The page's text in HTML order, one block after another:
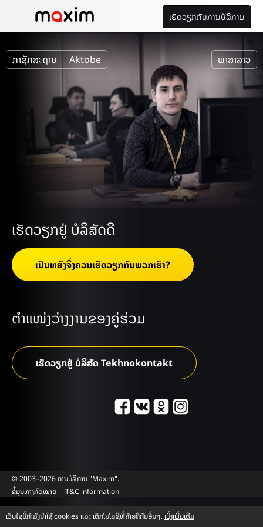
ເຮັດວຽກກັບການບໍລິການ
ກາຊັກສະຖານ Aktobe ພາສາລາວ
ເຮັດວຽກຢູ່ ບໍລິສັດດີ
ເປັນຫຍັງຈຶ່ງຄວນເຮັດວຽກກັບພວກເຮົາ?
ຕຳແໜ່ງວ່າງງານຂອງຄູ່ຮ່ວມ
ເຮັດວຽກຢູ່ ບໍລິສັດ Tekhnokontakt
© 2003–2026 ການບໍລິການ "Maxim".
ຂໍ້ມູນທາງກົດໝາຍ
T&C information
ເວັບໄຊນີ້ກຳລັງນຳໃຊ້ cookies ແລະ ເຕັກໂນໂລຊີທີ່ຄ້າຍຄືກັນອື່ນໆ.ເບິ່ງເພີ່ມເຕີມ